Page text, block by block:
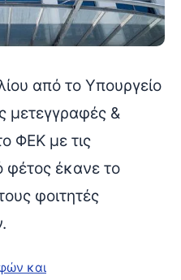
από το Υπουργείο
μετεγγραφές &
ΦΕΚ με τις
φέτος έκανε το
φοιτητές
και